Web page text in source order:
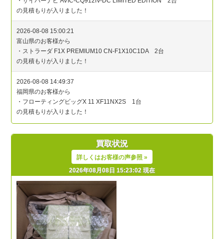
買取状況
詳しくはお客様の声参照 »
2026年08月08日 15:23:02 現在